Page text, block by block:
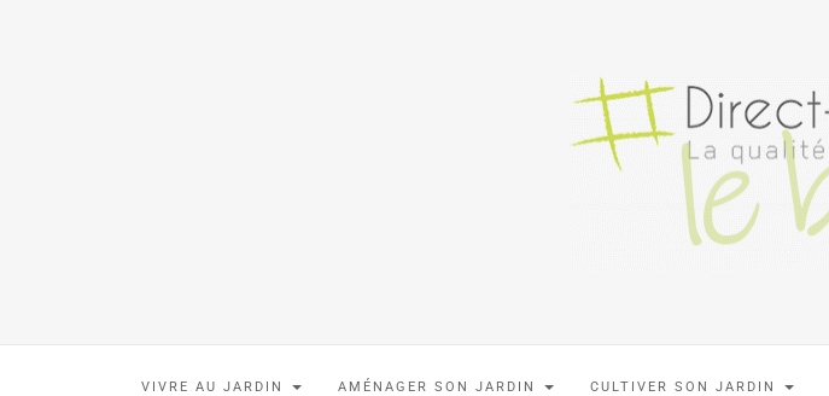
VIVRE AU JARDIN AMÉNAGER SON JARDIN CULTIVER SON JARDIN